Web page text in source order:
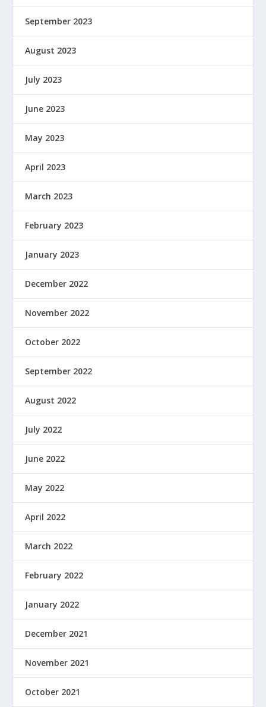
September 2023
August 2023
July 2023
June 2023
May 2023
April 2023
March 2023
February 2023
January 2023
December 2022
November 2022
October 2022
September 2022
August 2022
July 2022
June 2022
May 2022
April 2022
March 2022
February 2022
January 2022
December 2021
November 2021
October 2021